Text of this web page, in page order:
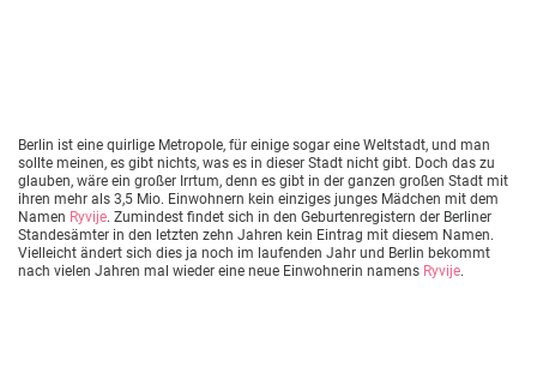
Berlin ist eine quirlige Metropole, für einige sogar eine Weltstadt, und man
sollte meinen, es gibt nichts, was es in dieser Stadt nicht gibt. Doch das zu
glauben, wäre ein großer Irrtum, denn es gibt in der ganzen großen Stadt mit
ihren mehr als 3,5 Mio. Einwohnern kein einziges junges Mädchen mit dem
Namen Ryvije. Zumindest findet sich in den Geburtenregistern der Berliner
Standesämter in den letzten zehn Jahren kein Eintrag mit diesem Namen.
Vielleicht ändert sich dies ja noch im laufenden Jahr und Berlin bekommt
nach vielen Jahren mal wieder eine neue Einwohnerin namens Ryvije.